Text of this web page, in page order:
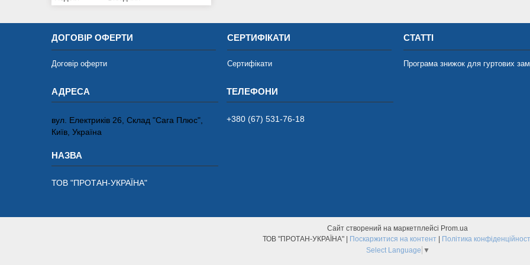
ДОГОВІР ОФЕРТИ
Договір оферти
СЕРТИФІКАТИ
Сертифікати
СТАТТІ
Програма знижок для гуртових
вул. Електриків 26, Склад "Сага Плюс",
Київ, Україна
ТОВ "ПРОТАН-УКРАЇНА"
+380 (67) 531-76-18
Сайт створений на маркетплейсі Prom.ua
Поскаржитися на контент
Політика
Select Language ▼